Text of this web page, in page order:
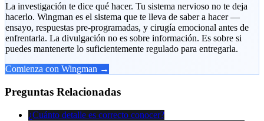
La investigación te dice qué hacer. Tu sistema nervioso no te deja
hacerlo. Wingman es el sistema que te lleva de saber a hacer —
ensayo, respuestas pre-programadas, y cirugía emocional antes de
enfrentarla. La divulgación no es sobre información. Es sobre si
puedes mantenerte lo suficientemente regulado para entregarla.
Comienza con Wingman →
Preguntas Relacionadas
¿Cuánto detalle es correcto conocer?